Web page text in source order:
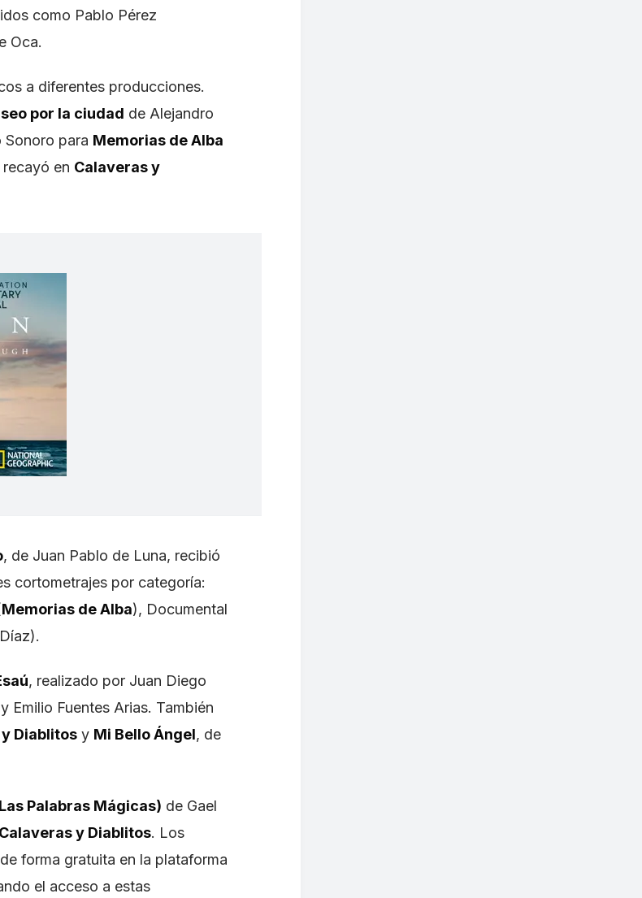
como Pablo Pérez
Oca.
a diferentes producciones.
por la ciudad de Alejandro
Sonoro para Memorias de Alba
en Calaveras y
, de Juan Pablo de Luna, recibió
cortometrajes por categoría:
Memorias de Alba), Documental
, realizado por Juan Diego
Emilio Fuentes Arias. También
Diablitos y Mi Bello Ángel, de
Palabras Mágicas) de Gael
Calaveras y Diablitos. Los
forma gratuita en la plataforma
el acceso a estas